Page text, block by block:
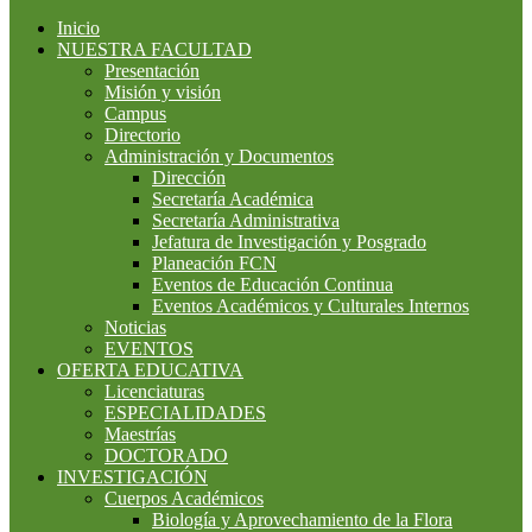
Inicio
NUESTRA FACULTAD
Presentación
Misión y visión
Campus
Directorio
Administración y Documentos
Dirección
Secretaría Académica
Secretaría Administrativa
Jefatura de Investigación y Posgrado
Planeación FCN
Eventos de Educación Continua
Eventos Académicos y Culturales Internos
Noticias
EVENTOS
OFERTA EDUCATIVA
Licenciaturas
ESPECIALIDADES
Maestrías
DOCTORADO
INVESTIGACIÓN
Cuerpos Académicos
Biología y Aprovechamiento de la Flora